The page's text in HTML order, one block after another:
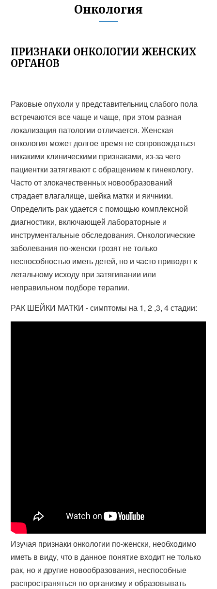
Онкология
ПРИЗНАКИ ОНКОЛОГИИ ЖЕНСКИХ
ОРГАНОВ
Раковые опухоли у представительниц слабого пола
встречаются все чаще и чаще, при этом разная
локализация патологии отличается. Женская
онкология может долгое время не сопровождаться
никакими клиническими признаками, из-за чего
пациентки затягивают с обращением к гинекологу.
Часто от злокачественных новообразований
страдает влагалище, шейка матки и яичники.
Определить рак удается с помощью комплексной
диагностики, включающей лабораторные и
инструментальные обследования. Онкологические
заболевания по-женски грозят не только
неспособностью иметь детей, но и часто приводят к
летальному исходу при затягивании или
неправильном подборе терапии.
РАК ШЕЙКИ МАТКИ - симптомы на 1, 2 ,3, 4 стадии:
Изучая признаки онкологии по-женски, необходимо
иметь в виду, что в данное понятие входит не только
рак, но и другие новообразования, неспособные
распространяться по организму и образовывать